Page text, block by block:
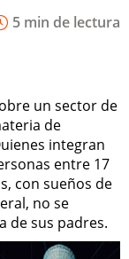
5 min de lectura
un sector de
de
integran
entre 17
con sueños de
no se
de sus padres.